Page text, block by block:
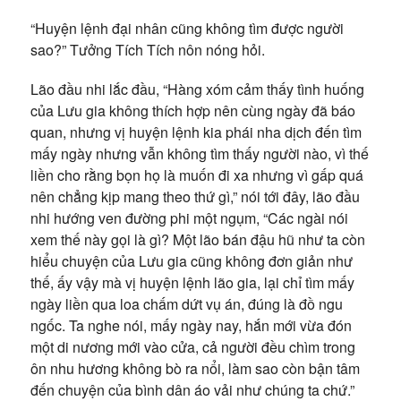
“Huyện lệnh đại nhân cũng không tìm được người
sao?” Tưởng Tích Tích nôn nóng hỏi.
Lão đầu nhi lắc đầu, “Hàng xóm cảm thấy tình huống
của Lưu gia không thích hợp nên cùng ngày đã báo
quan, nhưng vị huyện lệnh kia phái nha dịch đến tìm
mấy ngày nhưng vẫn không tìm thấy người nào, vì thế
liền cho rằng bọn họ là muốn đi xa nhưng vì gấp quá
nên chẳng kịp mang theo thứ gì,” nói tới đây, lão đầu
nhi hướng ven đường phi một ngụm, “Các ngài nói
xem thế này gọi là gì? Một lão bán đậu hũ như ta còn
hiểu chuyện của Lưu gia cũng không đơn giản như
thế, ấy vậy mà vị huyện lệnh lão gia, lại chỉ tìm mấy
ngày liền qua loa chấm dứt vụ án, đúng là đồ ngu
ngốc. Ta nghe nói, mấy ngày nay, hắn mới vừa đón
một di nương mới vào cửa, cả người đều chìm trong
ôn nhu hương không bò ra nổi, làm sao còn bận tâm
đến chuyện của bình dân áo vải như chúng ta chứ.”